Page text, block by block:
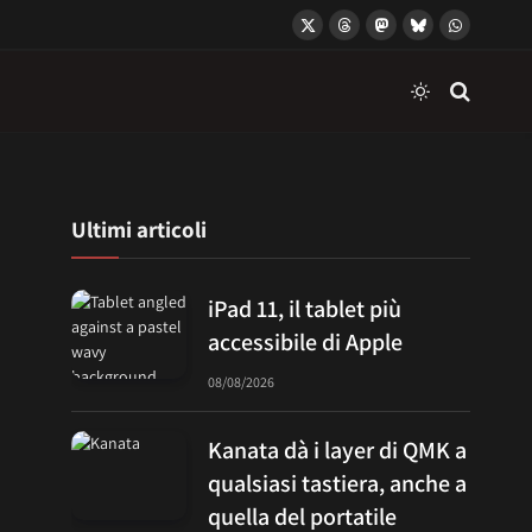
X
ThreadsMastodon
BlueskyWhatsApp
Ultimi articoli
iPad 11, il tablet più
accessibile di Apple
08/08/2026
Kanata dà i layer di QMK a
qualsiasi tastiera, anche a
quella del portatile